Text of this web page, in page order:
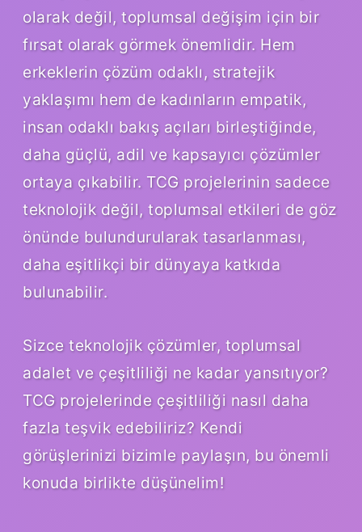
olarak değil, toplumsal değişim için bir
fırsat olarak görmek önemlidir. Hem
erkeklerin çözüm odaklı, stratejik
yaklaşımı hem de kadınların empatik,
insan odaklı bakış açıları birleştiğinde,
daha güçlü, adil ve kapsayıcı çözümler
ortaya çıkabilir. TCG projelerinin sadece
teknolojik değil, toplumsal etkileri de göz
önünde bulundurularak tasarlanması,
daha eşitlikçi bir dünyaya katkıda
bulunabilir.
Sizce teknolojik çözümler, toplumsal
adalet ve çeşitliliği ne kadar yansıtıyor?
TCG projelerinde çeşitliliği nasıl daha
fazla teşvik edebiliriz? Kendi
görüşlerinizi bizimle paylaşın, bu önemli
konuda birlikte düşünelim!